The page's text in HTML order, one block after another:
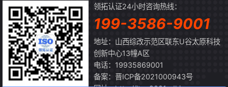
领拓认证24小时咨询热线：
199-3586-9001
地址：山西综改示范区联东U谷太原科技
创新中心13幢A区
电话：19935869001
备案：晋ICP备2021000943号